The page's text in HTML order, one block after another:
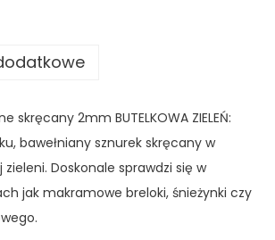
skręcany 2mm BUTELKOWA ZIELEŃ:
bawełniany sznurek skręcany w
Doskonale sprawdzi się w
jak makramowe breloki, śnieżynki czy